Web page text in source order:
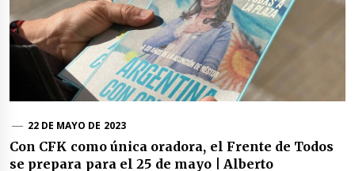
22 DE MAYO DE 2023
Con CFK como única oradora, el Frente de Todos
se prepara para el 25 de mayo | Alberto